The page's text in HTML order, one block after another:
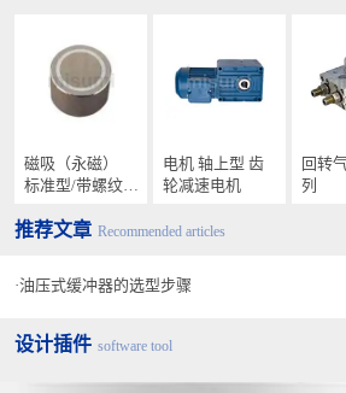
磁吸（永磁）
标准型/带螺纹
电机 轴上型 齿
轮减速电机
回转
列
推荐文章 Recommended articles
油压式缓冲器的选型步骤
设计插件 software tool